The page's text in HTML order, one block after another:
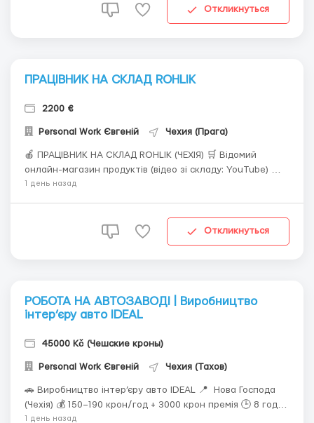
час (нетто) 💰 В среднем 6500–8600 з...Откликнуться
ПРАЦІВНИК НА СКЛАД ROHLIK
2200 €
Personal Work Євгеній Чехия (Прага)
🍎 ПРАЦІВНИК НА СКЛАД ROHLIK (ЧЕХІЯ) 🛒 Відомий
онлайн-магазин продуктів (відео зі складу: YouTube) 💵
ЗП: 170–190 крон/год 💰 77000–99000 грн | 1700–2200€ /
1 день назад
Откликнуться
РОБОТА НА АВТОЗАВОДІ | Виробництво
інтер’єру авто IDEAL
45000 Kč (Чешские кроны)
Personal Work Євгеній Чехия (Тахов)
🚗 Виробництво інтер’єру авто IDEAL 📍 Нова Господа
(Чехія) 💰 150–190 крон/год + 3000 крон премія 🕒 8 год/
день | 3 зміни (6–14, 14–22, 22–6) 👫 Для жінок, чоловіків,
1 день назад